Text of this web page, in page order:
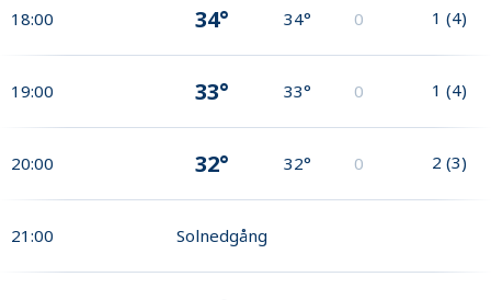
18:00 34° 34° 0 1 (4)
19:00 33° 33° 0 1 (4)
20:00 32° 32° 0 2 (3)
21:00 Solnedgång